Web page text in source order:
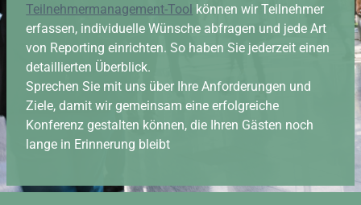
Teilnehmermanagement-Tool können wir Teilnehmer
erfassen, individuelle Wünsche abfragen und jede Art
von Reporting einrichten. So haben Sie jederzeit einen
detaillierten Überblick.
Sprechen Sie mit uns über Ihre Anforderungen und
Ziele, damit wir gemeinsam eine erfolgreiche
Konferenz gestalten können, die Ihren Gästen noch
lange in Erinnerung bleibt